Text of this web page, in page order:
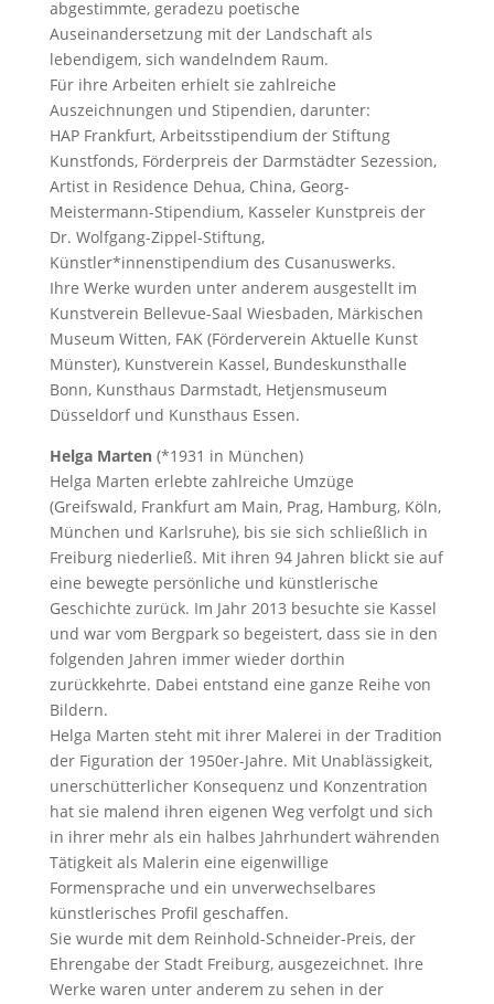
abgestimmte, geradezu poetische
Auseinandersetzung mit der Landschaft als
lebendigem, sich wandelndem Raum.
Für ihre Arbeiten erhielt sie zahlreiche
Auszeichnungen und Stipendien, darunter:
HAP Frankfurt, Arbeitsstipendium der Stiftung
Kunstfonds, Förderpreis der Darmstädter Sezession,
Artist in Residence Dehua, China, Georg-
Meistermann-Stipendium, Kasseler Kunstpreis der
Dr. Wolfgang-Zippel-Stiftung,
Künstler*innenstipendium des Cusanuswerks.
Ihre Werke wurden unter anderem ausgestellt im
Kunstverein Bellevue-Saal Wiesbaden, Märkischen
Museum Witten, FAK (Förderverein Aktuelle Kunst
Münster), Kunstverein Kassel, Bundeskunsthalle
Bonn, Kunsthaus Darmstadt, Hetjensmuseum
Düsseldorf und Kunsthaus Essen.
Helga Marten (*1931 in München)
Helga Marten erlebte zahlreiche Umzüge
(Greifswald, Frankfurt am Main, Prag, Hamburg, Köln,
München und Karlsruhe), bis sie sich schließlich in
Freiburg niederließ. Mit ihren 94 Jahren blickt sie auf
eine bewegte persönliche und künstlerische
Geschichte zurück. Im Jahr 2013 besuchte sie Kassel
und war vom Bergpark so begeistert, dass sie in den
folgenden Jahren immer wieder dorthin
zurückkehrte. Dabei entstand eine ganze Reihe von
Bildern.
Helga Marten steht mit ihrer Malerei in der Tradition
der Figuration der 1950er-Jahre. Mit Unablässigkeit,
unerschütterlicher Konsequenz und Konzentration
hat sie malend ihren eigenen Weg verfolgt und sich
in ihrer mehr als ein halbes Jahrhundert währenden
Tätigkeit als Malerin eine eigenwillige
Formensprache und ein unverwechselbares
künstlerisches Profil geschaffen.
Sie wurde mit dem Reinhold-Schneider-Preis, der
Ehrengabe der Stadt Freiburg, ausgezeichnet. Ihre
Werke waren unter anderem zu sehen in der